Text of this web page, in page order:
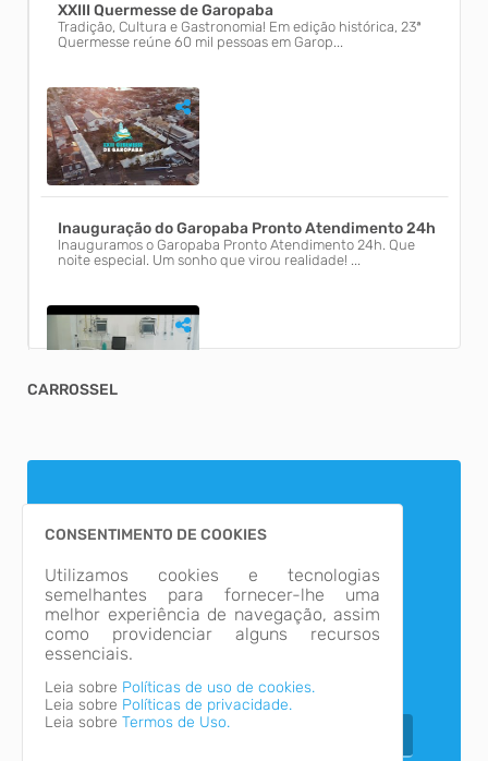
XXIII Quermesse de Garopaba
Tradição, Cultura e Gastronomia! Em edição histórica, 23ª
Quermesse reúne 60 mil pessoas em Garop...
Inauguração do Garopaba Pronto Atendimento 24h
Inauguramos o Garopaba Pronto Atendimento 24h. Que
noite especial. Um sonho que virou realidade! ...
Garopaba
Inauguração Ponte do Siriú
A nova ponte do Siriú está oficialmente inaugurada. Com o
investimento total de R$ 4 milhões e 507 m...
CARROSSEL
Fique por dentro das
nossas novidades!
CONSENTIMENTO DE COOKIES
Utilizamos cookies e tecnologias
semelhantes para fornecer-lhe uma
melhor experiência de navegação, assim
como providenciar alguns recursos
essenciais.
Leia sobre Políticas de uso de cookies.
Leia sobre Políticas de privacidade.
Leia sobre Termos de Uso.